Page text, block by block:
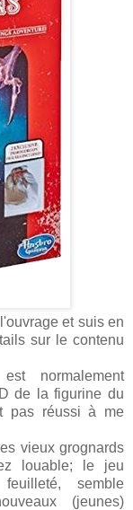
et suis en
sur le contenu
normalement
de la figurine du
pas réussi à me
vieux grognards
louable; le jeu
semble
(jeunes)